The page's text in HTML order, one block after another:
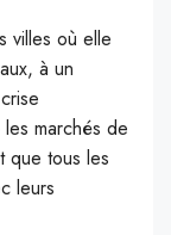
villes où elle
à un
marchés de
que tous les
leurs